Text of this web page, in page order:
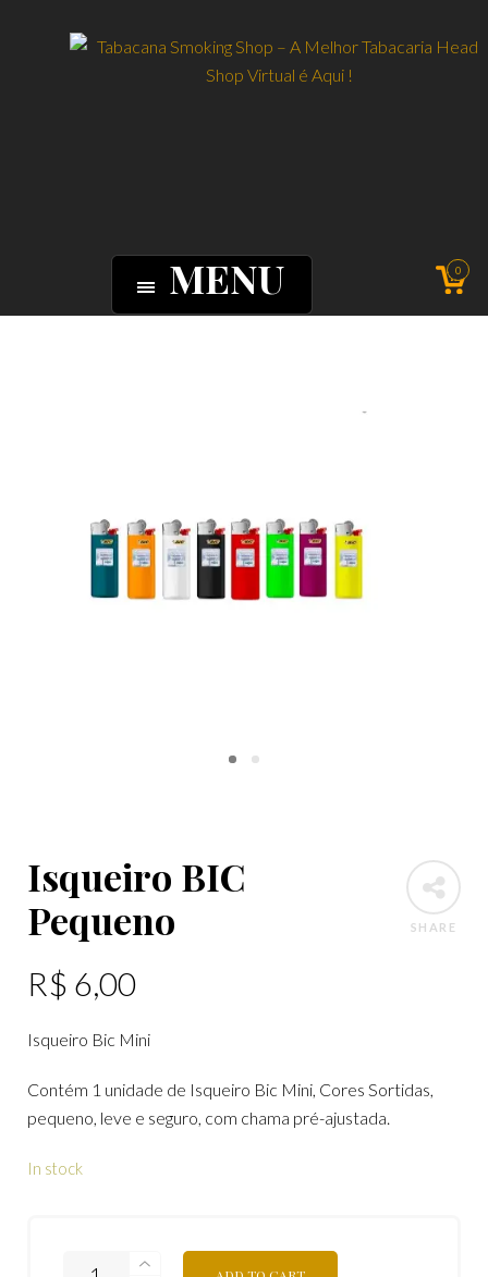
MENU 0
SHARE
Isqueiro BIC
Pequeno
R$ 6,00
Isqueiro Bic Mini
Contém 1 unidade de Isqueiro Bic Mini, Cores Sortidas,
pequeno, leve e seguro, com chama pré-ajustada.
In stock